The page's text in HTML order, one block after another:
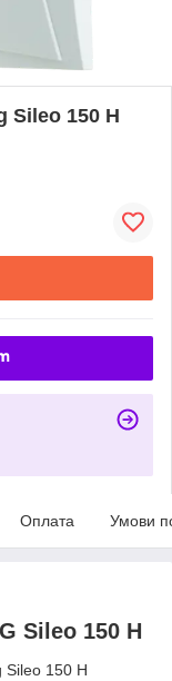
Sileo 150 H
Оплата Умови
Sileo 150 H
Sileo 150 H